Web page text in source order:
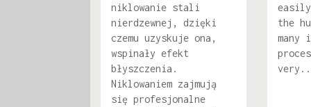
niklowanie stali
nierdzewnej, dzięki
czemu uzyskuje ona,
wspinały efekt
błyszczenia.
Niklowaniem zajmują
się profesjonalne
the
many